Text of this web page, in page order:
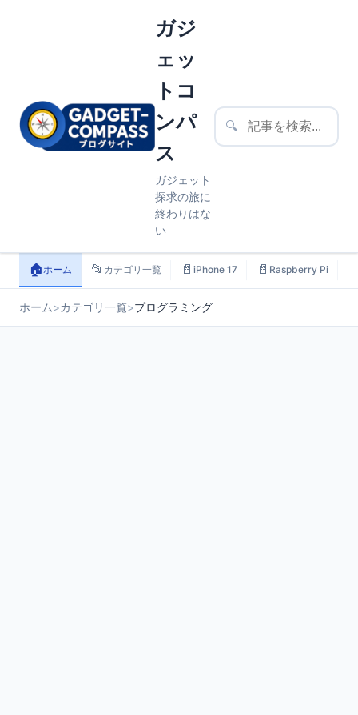
ガジ
ェッ
トコ
ンパ
ス
ガジェット
探求の旅に
終わりはな
い
🔍
🏠ホーム 📂 カテゴリ一覧 📄 iPhone 17 📄 Raspberry Pi
ホーム>カテゴリ一覧>プログラミング